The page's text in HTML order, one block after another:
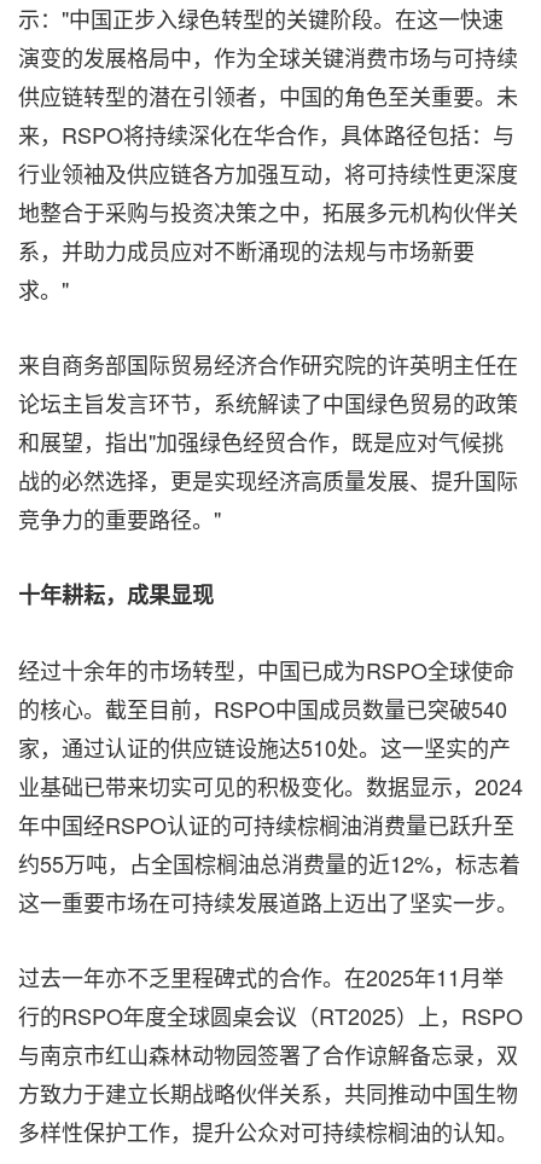
示："中国正步入绿色转型的关键阶段。在这一快速
演变的发展格局中，作为全球关键消费市场与可持续
供应链转型的潜在引领者，中国的角色至关重要。未
来，RSPO将持续深化在华合作，具体路径包括：与
行业领袖及供应链各方加强互动，将可持续性更深度
地整合于采购与投资决策之中，拓展多元机构伙伴关
系，并助力成员应对不断涌现的法规与市场新要
求。"
来自商务部国际贸易经济合作研究院的许英明主任在
论坛主旨发言环节，系统解读了中国绿色贸易的政策
和展望，指出"加强绿色经贸合作，既是应对气候挑
战的必然选择，更是实现经济高质量发展、提升国际
竞争力的重要路径。"
十年耕耘，成果显现
经过十余年的市场转型，中国已成为RSPO全球使命
的核心。截至目前，RSPO中国成员数量已突破540
家，通过认证的供应链设施达510处。这一坚实的产
业基础已带来切实可见的积极变化。数据显示，2024
年中国经RSPO认证的可持续棕榈油消费量已跃升至
约55万吨，占全国棕榈油总消费量的近12%，标志着
这一重要市场在可持续发展道路上迈出了坚实一步。
过去一年亦不乏里程碑式的合作。在2025年11月举
行的RSPO年度全球圆桌会议（RT2025）上，RSPO
与南京市红山森林动物园签署了合作谅解备忘录，双
方致力于建立长期战略伙伴关系，共同推动中国生物
多样性保护工作，提升公众对可持续棕榈油的认知。